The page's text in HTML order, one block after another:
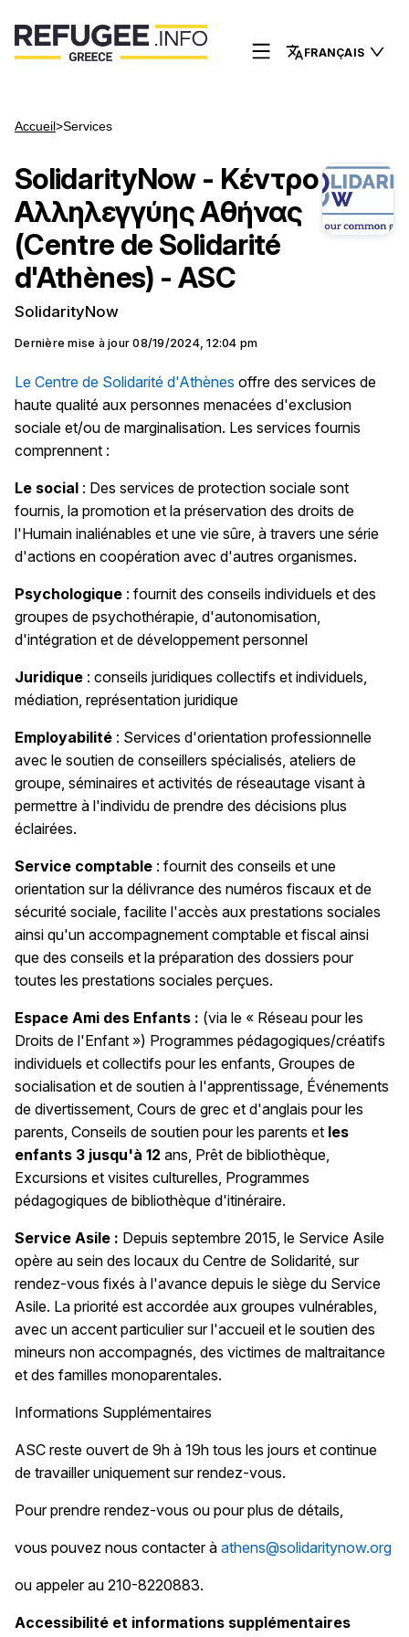
FRANÇAIS
Accueil>Services
SolidarityNow - Κέντρο
Αλληλεγγύης Αθήνας
(Centre de Solidarité
d'Athènes) - ASC
SolidarityNow
Dernière mise à jour 08/19/2024, 12:04 pm
Le Centre de Solidarité d'Athènes offre des services de
haute qualité aux personnes menacées d'exclusion
sociale et/ou de marginalisation. Les services fournis
comprennent :
Le social : Des services de protection sociale sont
fournis, la promotion et la préservation des droits de
l'Humain inaliénables et une vie sûre, à travers une série
d'actions en coopération avec d'autres organismes.
Psychologique : fournit des conseils individuels et des
groupes de psychothérapie, d'autonomisation,
d'intégration et de développement personnel
Juridique : conseils juridiques collectifs et individuels,
médiation, représentation juridique
Employabilité : Services d'orientation professionnelle
avec le soutien de conseillers spécialisés, ateliers de
groupe, séminaires et activités de réseautage visant à
permettre à l'individu de prendre des décisions plus
éclairées.
Service comptable : fournit des conseils et une
orientation sur la délivrance des numéros fiscaux et de
sécurité sociale, facilite l'accès aux prestations sociales
ainsi qu'un accompagnement comptable et fiscal ainsi
que des conseils et la préparation des dossiers pour
toutes les prestations sociales perçues.
Espace Ami des Enfants : (via le « Réseau pour les
Droits de l'Enfant ») Programmes pédagogiques/créatifs
individuels et collectifs pour les enfants, Groupes de
socialisation et de soutien à l'apprentissage, Événements
de divertissement, Cours de grec et d'anglais pour les
parents, Conseils de soutien pour les parents et les
enfants 3 jusqu'à 12 ans, Prêt de bibliothèque,
Excursions et visites culturelles, Programmes
pédagogiques de bibliothèque d'itinéraire.
Service Asile : Depuis septembre 2015, le Service Asile
opère au sein des locaux du Centre de Solidarité, sur
rendez-vous fixés à l'avance depuis le siège du Service
Asile. La priorité est accordée aux groupes vulnérables,
avec un accent particulier sur l'accueil et le soutien des
mineurs non accompagnés, des victimes de maltraitance
et des familles monoparentales.
Informations Supplémentaires
ASC reste ouvert de 9h à 19h tous les jours et continue
de travailler uniquement sur rendez-vous.
Pour prendre rendez-vous ou pour plus de détails,
vous pouvez nous contacter à athens@solidaritynow.org
ou appeler au 210-8220883.
Accessibilité et informations supplémentaires